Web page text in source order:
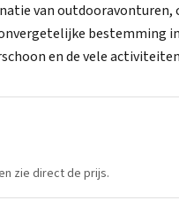
van outdooravonturen,
bestemming
en de vele activiteiten
zie direct de prijs.